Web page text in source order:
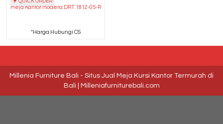
QUICK ORDER
Meja Kantor Modera DRT 1812-05-R
*Harga Hubungi CS
Millenia Furniture Bali - Situs Jual Meja Kursi Kantor Termurah di
Bali | Milleniafurniturebali.com